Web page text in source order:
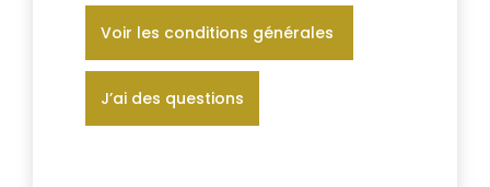
Voir les conditions générales
J’ai des questions